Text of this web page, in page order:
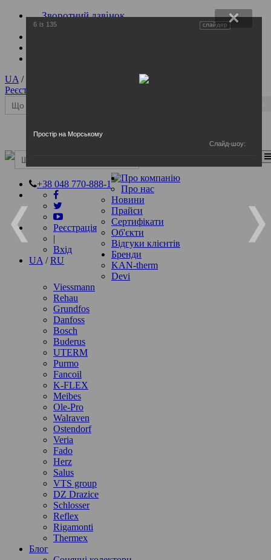
Зворотний дзвінок
UA /
Реєстрація
+38 048 770-888-1
Реєстрація
|
Вхід
UA /RU
Про компанію
Про нас
Новини
Прайси
Сертифікати
Об'єкти
Відгуки клієнтів
Бренди
KAN-therm
Devi
Viessmann
Rehau
Grundfos
Danfoss
Bosch
Buderus
UTERM
Purmo
Fancoil
K-FLEX
Meibes
Ole-Pro
Walraven
Ostendorf
Veria
Fado
Herz
Salus
VTS group
DZ Drazice
Schlosser
Reflex
Rigamonti
Thermex
Блог
6 із 135 слайдер
Простір на Морському
Слайд-шоу: